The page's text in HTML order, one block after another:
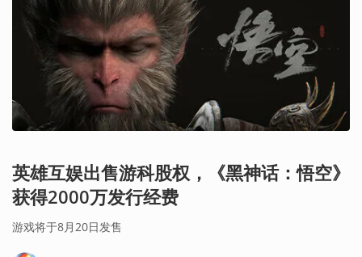
英雄互娱出售游科股权，《黑神话：悟空》
获得2000万发行经费
游戏将于8月20日发售